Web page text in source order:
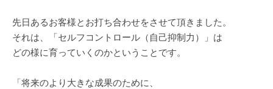
先日あるお客様とお打ち合わせをさせて頂きました。
それは、「セルフコントロール（自己抑制力）」は
どの様に育っていくのかということです。
「将来のより大きな成果のために、